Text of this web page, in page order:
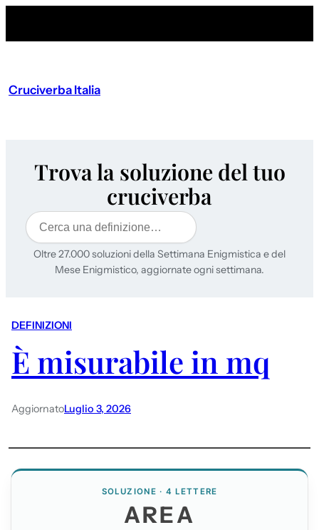
Cruciverba Italia
Trova la soluzione del tuo
cruciverba
Cerca
Oltre 27.000 soluzioni della Settimana Enigmistica e del
Mese Enigmistico, aggiornate ogni settimana.
DEFINIZIONI
È misurabile in mq
AggiornatoLuglio 3, 2026
SOLUZIONE · 4 LETTERE
AREA